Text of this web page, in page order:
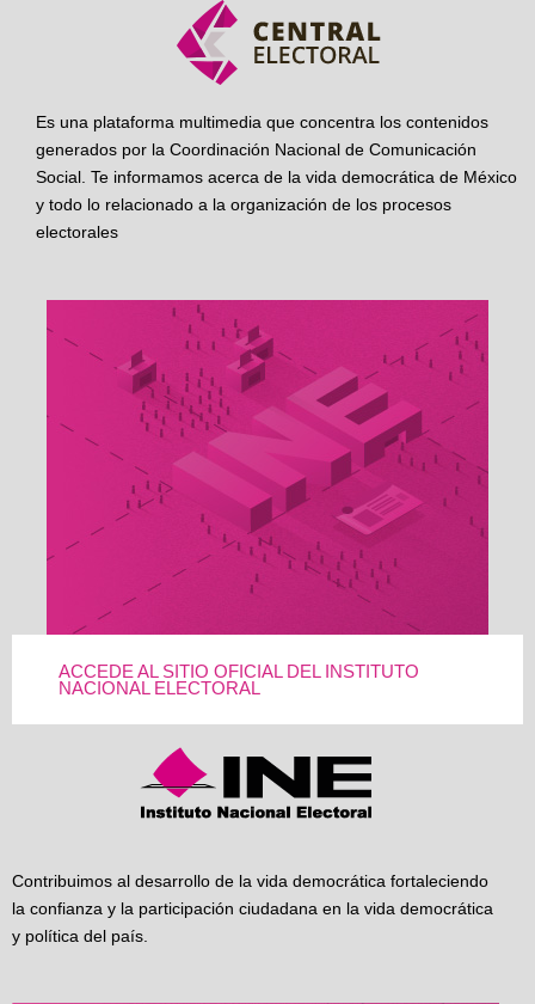
Es una plataforma multimedia que concentra los contenidos
generados por la Coordinación Nacional de Comunicación
Social. Te informamos acerca de la vida democrática de México
y todo lo relacionado a la organización de los procesos
electorales
ACCEDE AL SITIO OFICIAL DEL INSTITUTO
NACIONAL ELECTORAL
Contribuimos al desarrollo de la vida democrática fortaleciendo
la confianza y la participación ciudadana en la vida democrática
y política del país.